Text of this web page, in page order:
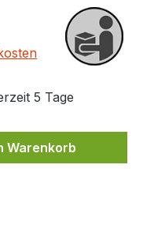
5 Tage
Warenkorb